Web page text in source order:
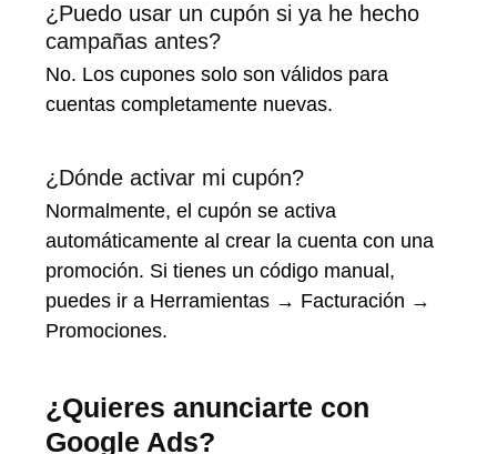
¿Puedo usar un cupón si ya he hecho
campañas antes?
No. Los cupones solo son válidos para
cuentas completamente nuevas.
¿Dónde activar mi cupón?
Normalmente, el cupón se activa
automáticamente al crear la cuenta con una
promoción. Si tienes un código manual,
puedes ir a Herramientas → Facturación →
Promociones.
¿Quieres anunciarte con
Google Ads?